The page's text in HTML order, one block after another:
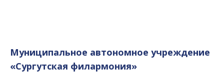
Муниципальное автономное учреждение
«Сургутская филармония»